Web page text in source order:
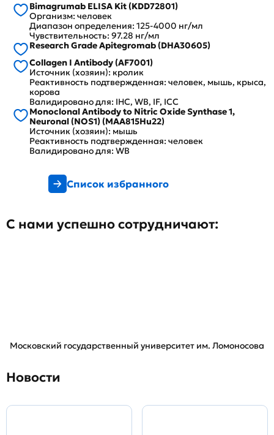
Bimagrumab ELISA Kit (KDD72801)
Организм: человек
Диапазон определения: 125-4000 нг/мл
Чувствительность: 97.28 нг/мл
Research Grade Apitegromab (DHA30605)
Collagen I Antibody (AF7001)
Источник (хозяин): кролик
Реактивность подтвержденная: человек, мышь, крыса,
корова
Валидировано для: IHC, WB, IF, ICC
Monoclonal Antibody to Nitric Oxide Synthase 1,
Neuronal (NOS1) (MAA815Hu22)
Источник (хозяин): мышь
Реактивность подтвержденная: человек
Валидировано для: WB
Список избранного
С нами успешно сотрудничают:
Московский государственный университет им. Ломоносова
Новости